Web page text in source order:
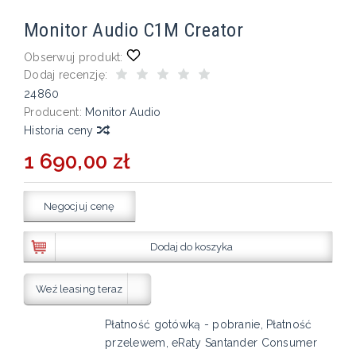
Monitor Audio C1M Creator
Obserwuj produkt:
Dodaj recenzję:
24860
Producent: Monitor Audio
Historia ceny
1 690,00 zł
Negocjuj cenę
Dodaj do koszyka
Weź leasing teraz
Płatność gotówką - pobranie, Płatność
przelewem, eRaty Santander Consumer